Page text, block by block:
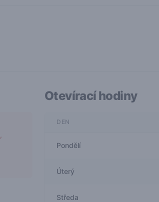
Otevírací hodiny
DEN
Pondělí
Úterý
Středa